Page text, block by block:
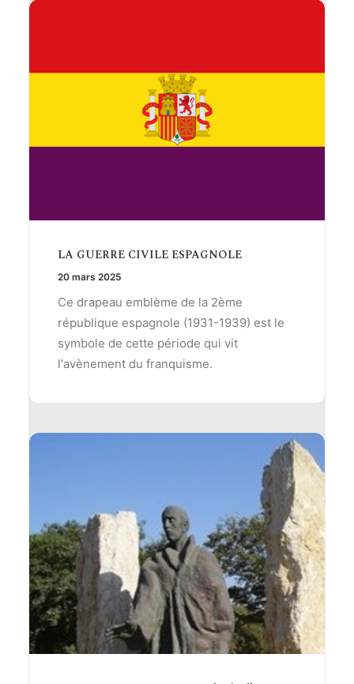
LA GUERRE CIVILE ESPAGNOLE
20 mars 2025
Ce drapeau emblème de la 2ème
république espagnole (1931-1939) est le
symbole de cette période qui vit
l'avènement du franquisme.